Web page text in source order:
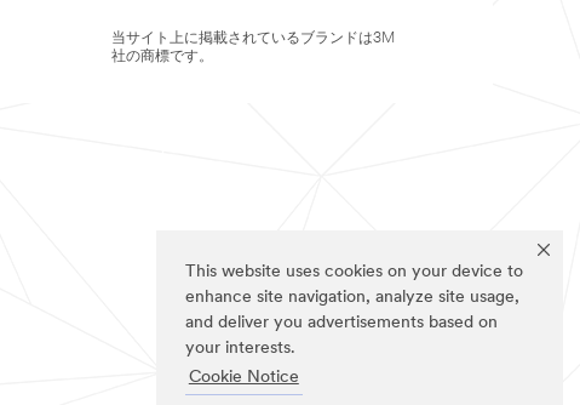
This website uses cookies on your device to
enhance site navigation, analyze site usage,
and deliver you advertisements based on
your interests.
Cookie Notice
当サイト上に掲載されているブランドは3M
社の商標です。